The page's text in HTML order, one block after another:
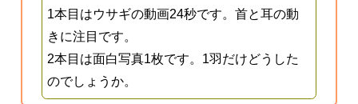
1本目はウサギの動画24秒です。首と耳の動
きに注目です。
2本目は面白写真1枚です。1羽だけどうした
のでしょうか。